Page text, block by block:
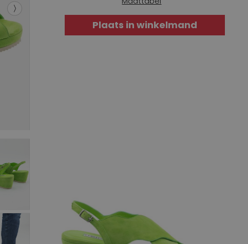
Plaats in winkelmand